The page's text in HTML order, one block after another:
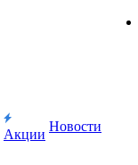
Акции
Новости